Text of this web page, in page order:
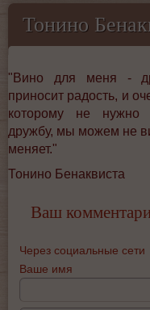
Тонино
"Вино для меня -
приносит радость, и
которому не нужно
дружбу, мы можем не
меняет."
Тонино Бенаквиста
Ваш
Через социальные сети
Ваше имя